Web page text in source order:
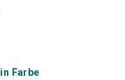
Farbe